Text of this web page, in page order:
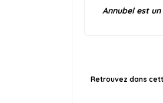
Annubel est
Retrouvez dans